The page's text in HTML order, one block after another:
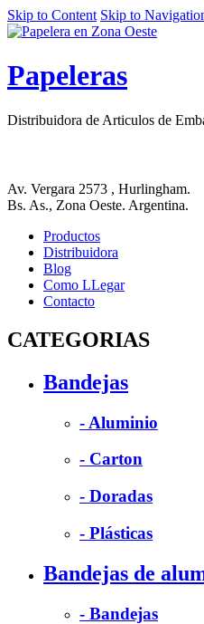
Skip to Content Skip to
Papeleras
Distribuidora de Articulos de
Av. Vergara 2573 , Hurlingham.
Bs. As., Zona Oeste. Argentina.
Productos
Distribuidora
Blog
Como LLegar
Contacto
CATEGORIAS
Bandejas
- Aluminio
- Carton
- Doradas
- Plásticas
Bandejas de
- Bandejas